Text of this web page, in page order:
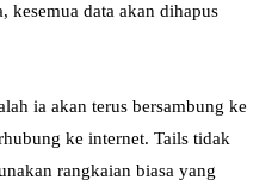
kesemua data akan dihapus
ia akan terus bersambung ke
ke internet. Tails tidak
rangkaian biasa yang